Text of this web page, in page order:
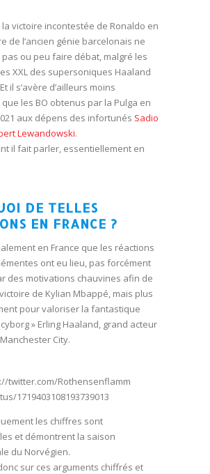
la victoire incontestée de Ronaldo en
de l’ancien génie barcelonais ne
ou peu faire débat, malgré les
XXL des supersoniques Haaland
il s’avère d’ailleurs moins
les BO obtenus par la Pulga en
aux dépens des infortunés Sadio
Lewandowski.
il fait parler, essentiellement en
DE TELLES
EN FRANCE ?
en France que les réactions
ont eu lieu, pas forcément
des motivations chauvines afin de
de Kylian Mbappé, mais plus
pour valoriser la fantastique
» Erling Haaland, grand acteur
City.
twitter.com/Rothensenflamm
1719403108193739013
les chiffres sont
et démontrent la saison
du Norvégien.
sur ces arguments chiffrés et